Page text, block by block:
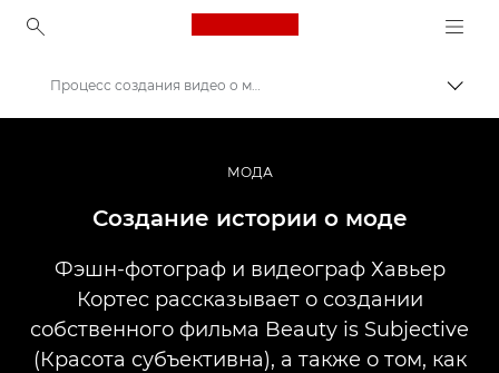
Canon Logo, back to
Профессиональная фото- и видеосъемка
Истории
Процесс создания видео о моде
МОДА
Создание истории о моде
Фэшн-фотограф и видеограф Хавьер
Кортес рассказывает о создании
собственного фильма Beauty is Subjective
(Красота субъективна), а также о том, как